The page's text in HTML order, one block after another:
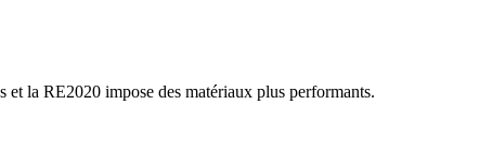
la RE2020 impose des matériaux plus performants.